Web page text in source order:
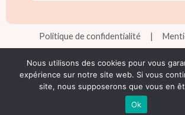
Politique de confidentialité |
Réalisation Ekole.fr
Nous utilisons des cookies pour vous
expérience sur notre site web. Si vous
site, nous supposerons que vous en
Ok
Engagé pour l’environnement :
carbone de notre site internetEn savoir +